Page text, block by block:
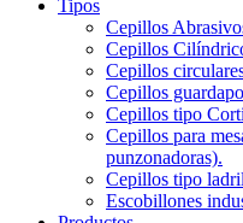
Tipos
Cepillos
Cepillos
Cepillos
Cepillos
Cepillos tipo
Cepillos para
punzonadoras).
Cepillos tipo
Escobillones